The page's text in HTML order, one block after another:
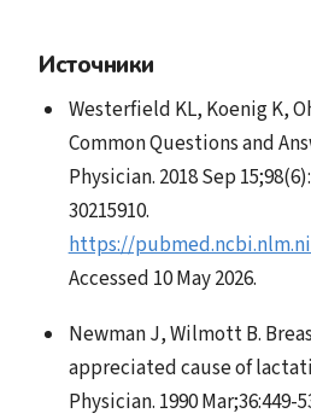
Источники
Westerfield KL, Koenig K,
Common Questions and
Physician. 2018 Sep
30215910.
https://
Accessed 10 May 2026.
Newman J, Wilmott B.
appreciated cause of
Physician. 1990 Mar;36:449-